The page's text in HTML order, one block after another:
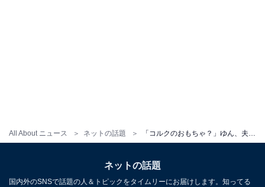
All About ニュース ネットの話題 「コルクのおもちゃ？」ゆん、夫・シルクロードの“主張の仕方”に反響！ 「ついつい笑っちゃったw」
ネットの話題
国内外のSNSで話題の人＆トピックをタイムリーにお届けします。知ってる